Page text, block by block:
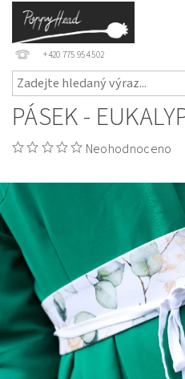
+420 775 954 502
PÁSEK -
Neohodnoceno